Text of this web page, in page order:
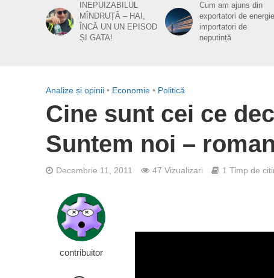
INEPUIZABILUL
MÎNDRUȚĂ – HAI,
ÎNCĂ UN UN EPISOD
ȘI GATA!
Cum am ajuns din
exportatori de
importatori de
neputință
Analize și opinii • Economie • Politică
Cine sunt cei ce
Suntem noi –
Decembrie 11, 2011 47 Vizualizari 1 Timp de
contribuitor